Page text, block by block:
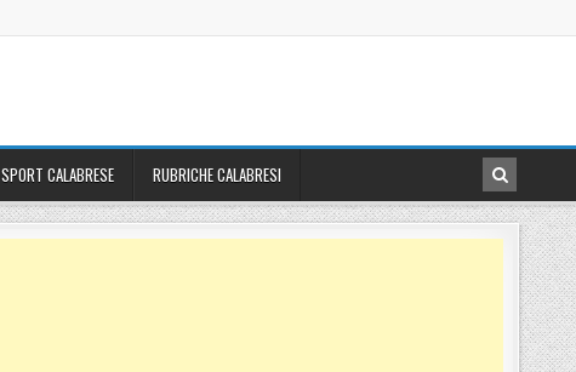
SPORT CALABRESE RUBRICHE CALABRESI